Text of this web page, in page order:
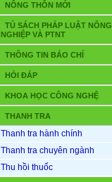
NÔNG THÔN MỚI
TỦ SÁCH PHÁP LUẬT NÔNG
NGHIỆP VÀ PTNT
THÔNG TIN BÁO CHÍ
HỎI ĐÁP
KHOA HỌC CÔNG NGHỆ
THANH TRA
Thanh tra hành chính
Thanh tra chuyên ngành
Thu hồi thuốc